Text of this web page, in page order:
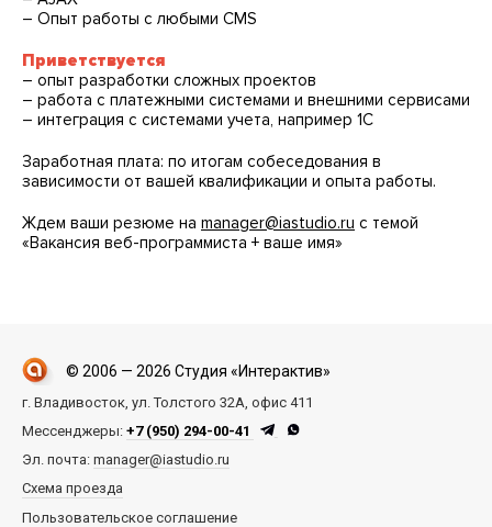
– Опыт работы с любыми CMS
Приветствуется
– опыт разработки сложных проектов
– работа с платежными системами и внешними сервисами
– интеграция с системами учета, например 1С
Заработная плата: по итогам собеседования в
зависимости от вашей квалификации и опыта работы.
Ждем ваши резюме на manager@iastudio.ru с темой
«Вакансия веб-программиста + ваше имя»
© 2006 — 2026 Студия «Интерактив»
г. Владивосток, ул. Толстого 32А, офис 411
Мессенджеры: +7 (950) 294-00-41
Эл. почта: manager@iastudio.ru
Схема проезда
Пользовательское соглашение